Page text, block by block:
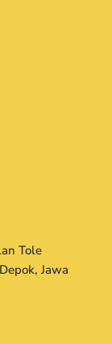
Tole
Jawa